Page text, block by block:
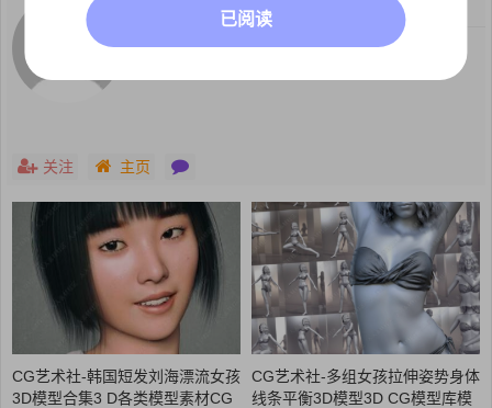
关注：0粉丝：
这个人很懒，什么都没写
关注 主页
CG艺术社-韩国短发刘海漂流女孩
3D模型合集3 D各类模型素材CG
CG艺术社-多组女孩拉伸姿势身体
线条平衡3D模型3D CG模型库模
已阅读